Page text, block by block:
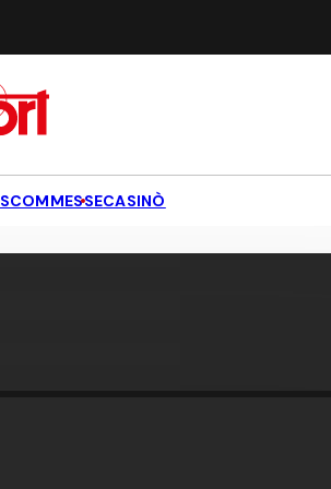
SCOMMESSECASINÒ